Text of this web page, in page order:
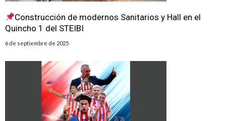
Construcción de modernos Sanitarios y Hall en el
Quincho 1 del STEIBI
6 de septiembre de 2025